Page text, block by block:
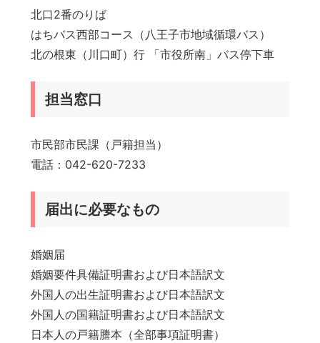
北口2番のりば
はちバス西部コース（八王子市地域循環バス）
北の根東（川口町）行 「市役所南」バス停下車
担当窓口
市民部市民課（戸籍担当）
電話：042-620-7233
届出に必要なもの
婚姻届
婚姻要件具備証明書および日本語訳文
外国人の出生証明書および日本語訳文
外国人の国籍証明書および日本語訳文
日本人の戸籍謄本（全部事項証明書）